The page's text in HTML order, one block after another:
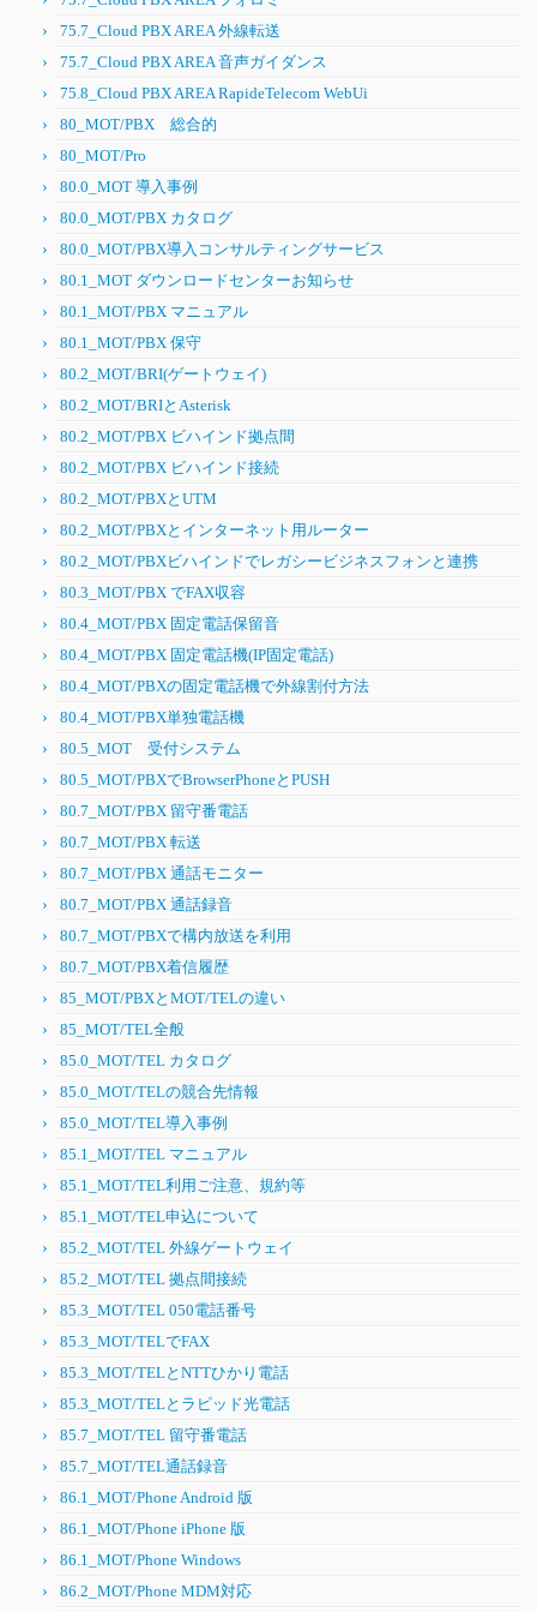
75.7_Cloud PBX AREA 外線転送
75.7_Cloud PBX AREA 音声ガイダンス
75.8_Cloud PBX AREA RapideTelecom WebUi
80_MOT/PBX 総合的
80_MOT/Pro
80.0_MOT 導入事例
80.0_MOT/PBX カタログ
80.0_MOT/PBX導入コンサルティングサービス
80.1_MOT ダウンロードセンターお知らせ
80.1_MOT/PBX マニュアル
80.1_MOT/PBX 保守
80.2_MOT/BRI(ゲートウェイ)
80.2_MOT/BRIとAsterisk
80.2_MOT/PBX ビハインド拠点間
80.2_MOT/PBX ビハインド接続
80.2_MOT/PBXとUTM
80.2_MOT/PBXとインターネット用ルーター
80.2_MOT/PBXビハインドでレガシービジネスフォンと連携
80.3_MOT/PBX でFAX収容
80.4_MOT/PBX 固定電話保留音
80.4_MOT/PBX 固定電話機(IP固定電話)
80.4_MOT/PBXの固定電話機で外線割付方法
80.4_MOT/PBX単独電話機
80.5_MOT 受付システム
80.5_MOT/PBXでBrowserPhoneとPUSH
80.7_MOT/PBX 留守番電話
80.7_MOT/PBX 転送
80.7_MOT/PBX 通話モニター
80.7_MOT/PBX 通話録音
80.7_MOT/PBXで構内放送を利用
80.7_MOT/PBX着信履歴
85_MOT/PBXとMOT/TELの違い
85_MOT/TEL全般
85.0_MOT/TEL カタログ
85.0_MOT/TELの競合先情報
85.0_MOT/TEL導入事例
85.1_MOT/TEL マニュアル
85.1_MOT/TEL利用ご注意、規約等
85.1_MOT/TEL申込について
85.2_MOT/TEL 外線ゲートウェイ
85.2_MOT/TEL 拠点間接続
85.3_MOT/TEL 050電話番号
85.3_MOT/TELでFAX
85.3_MOT/TELとNTTひかり電話
85.3_MOT/TELとラピッド光電話
85.7_MOT/TEL 留守番電話
85.7_MOT/TEL通話録音
86.1_MOT/Phone Android 版
86.1_MOT/Phone iPhone 版
86.1_MOT/Phone Windows
86.2_MOT/Phone MDM対応